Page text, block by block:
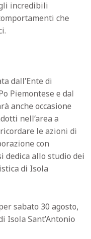
incredibili
che
dall’Ente di
Piemontese e dal
anche occasione
nell’area a
le azioni di
con
dedica allo studio dei
di Isola
sabato 30 agosto,
Isola Sant’Antonio